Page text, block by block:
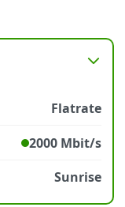
Flatrate
2000 Mbit/s
Sunrise